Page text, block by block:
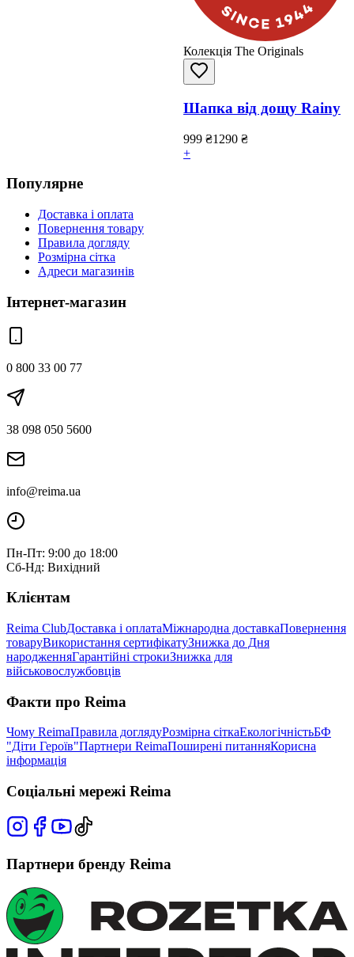
Колекція The Originals
Шапка від дощу Rainy
999 ₴1290 ₴
+
Популярне
Доставка і оплата
Повернення товару
Правила догляду
Розмірна сітка
Адреси магазинів
Інтернет-магазин
0 800 33 00 77
38 098 050 5600
info@reima.ua
Пн-Пт: 9:00 до 18:00
Сб-Нд: Вихідний
Клієнтам
Reima ClubДоставка і оплатаМіжнародна доставкаПовернення
товаруВикористання сертифікатуЗнижка до Дня
народженняГарантійні строкиЗнижка для
військовослужбовців
Факти про Reima
Чому ReimaПравила доглядуРозмірна сіткаЕкологічністьБФ
"Діти Героїв"Партнери ReimaПоширені питанняКорисна
інформація
Соціальні мережі Reima
Партнери бренду Reima